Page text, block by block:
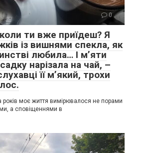
0
ти вже приїдеш? Я
із вишнями спекла, як
любила… І м’яти
нарізала на чай, –
її м’який, трохи
років моє життя вимірювалося не порами
а сповіщеннями в